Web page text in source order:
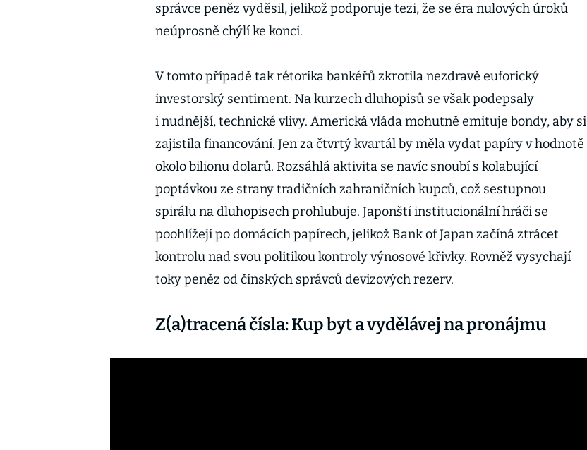
správce peněz vyděsil, jelikož podporuje tezi, že se éra nulových úroků
neúprosně chýlí ke konci.
V tomto případě tak rétorika bankéřů zkrotila nezdravě euforický
investorský sentiment. Na kurzech dluhopisů se však podepsaly
i nudnější, technické vlivy. Americká vláda mohutně emituje bondy, aby si
zajistila financování. Jen za čtvrtý kvartál by měla vydat papíry v hodnotě
okolo bilionu dolarů. Rozsáhlá aktivita se navíc snoubí s kolabující
poptávkou ze strany tradičních zahraničních kupců, což sestupnou
spirálu na dluhopisech prohlubuje. Japonští institucionální hráči se
poohlížejí po domácích papírech, jelikož Bank of Japan začíná ztrácet
kontrolu nad svou politikou kontroly výnosové křivky. Rovněž vysychají
toky peněz od čínských správců devizových rezerv.
Z(a)tracená čísla: Kup byt a vydělávej na pronájmu